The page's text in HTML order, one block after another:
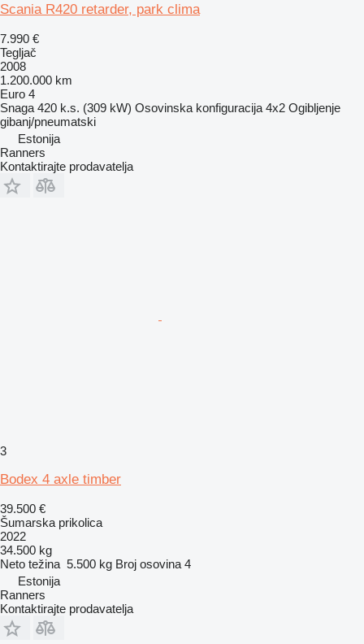
Scania R420 retarder, park clima
7.990 €
Tegljač
2008
1.200.000 km
Euro 4
Snaga 420 k.s. (309 kW) Osovinska konfiguracija 4x2 Ogibljenje
gibanj/pneumatski
Estonija
Ranners
Kontaktirajte prodavatelja
3
Bodex 4 axle timber
39.500 €
Šumarska prikolica
2022
34.500 kg
Neto težina 5.500 kg Broj osovina 4
Estonija
Ranners
Kontaktirajte prodavatelja